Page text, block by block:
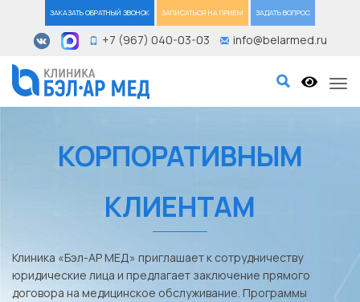
ЗАКАЗАТЬ ОБРАТНЫЙ ЗВОНОК ЗАПИСАТЬСЯ НА ПРИЕМ ЗАДАТЬ ВОПРОС
+7 (967) 040-03-03 info@belarmed.ru
КОРПОРАТИВНЫМ
КЛИЕНТАМ
Клиника «Бэл-АР МЕД» приглашает к сотрудничеству
юридические лица и предлагает заключение прямого
договора на медицинское обслуживание. Программы